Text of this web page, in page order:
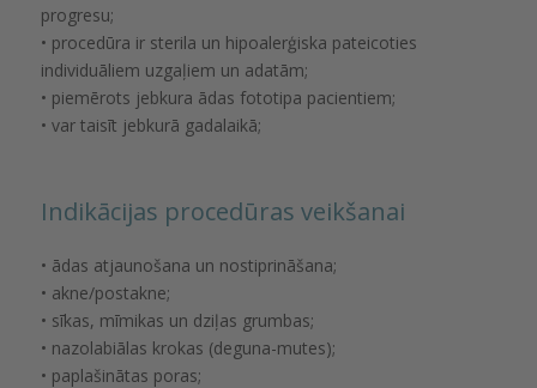
progresu;
• procedūra ir sterila un hipoalerģiska pateicoties
individuāliem uzgaļiem un adatām;
• piemērots jebkura ādas fototipa pacientiem;
• var taisīt jebkurā gadalaikā;
Indikācijas procedūras veikšanai
• ādas atjaunošana un nostiprināšana;
• akne/postakne;
• sīkas, mīmikas un dziļas grumbas;
• nazolabiālas krokas (deguna-mutes);
• paplašinātas poras;